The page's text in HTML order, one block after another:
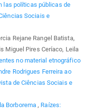
las políticas públicas de
Sociais e
Rejane Rangel Batista,
Miguel Pires Ceríaco, Leila
no material etnográfico
Rodrigues Ferreira ao
de Ciências Sociais e
Borborema , Raízes: